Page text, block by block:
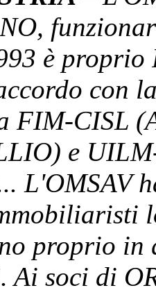
è proprio
con
FIM-CISL
e
L'OMSAV
proprio
soci di